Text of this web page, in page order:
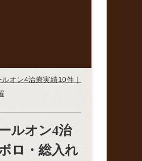
オン4治療実績10件｜
ルオン4治
ロ・総入れ